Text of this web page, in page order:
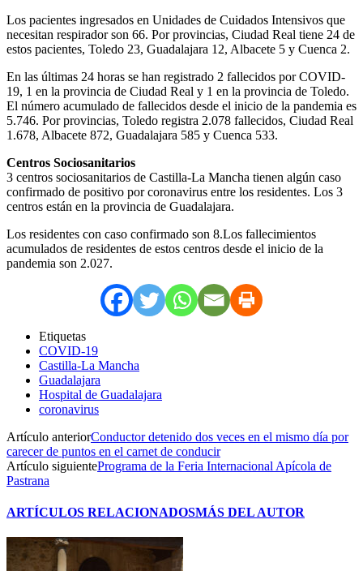
Los pacientes ingresados en Unidades de Cuidados Intensivos que
necesitan respirador son 66. Por provincias, Ciudad Real tiene 24 de
estos pacientes, Toledo 23, Guadalajara 12, Albacete 5 y Cuenca 2.
En las últimas 24 horas se han registrado 2 fallecidos por COVID-
19, 1 en la provincia de Ciudad Real y 1 en la provincia de Toledo.
El número acumulado de fallecidos desde el inicio de la pandemia es
5.746. Por provincias, Toledo registra 2.078 fallecidos, Ciudad Real
1.678, Albacete 872, Guadalajara 585 y Cuenca 533.
Centros Sociosanitarios
3 centros sociosanitarios de Castilla-La Mancha tienen algún caso
confirmado de positivo por coronavirus entre los residentes. Los 3
centros están en la provincia de Guadalajara.
Los residentes con caso confirmado son 8.Los fallecimientos
acumulados de residentes de estos centros desde el inicio de la
pandemia son 2.027.
Etiquetas
COVID-19
Castilla-La Mancha
Guadalajara
Hospital de Guadalajara
coronavirus
Artículo anteriorConductor detenido dos veces en el mismo día por
carecer de puntos en el carnet de conducir
Artículo siguientePrograma de la Feria Internacional Apícola de
Pastrana
ARTÍCULOS RELACIONADOSMÁS DEL AUTOR